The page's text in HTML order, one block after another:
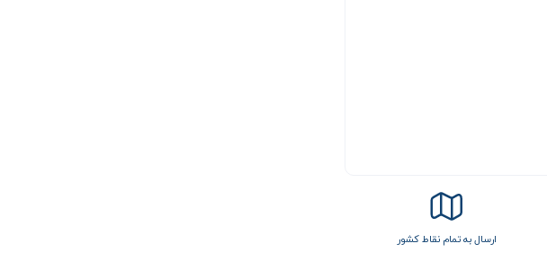
ارسال به تمام نقاط کشور